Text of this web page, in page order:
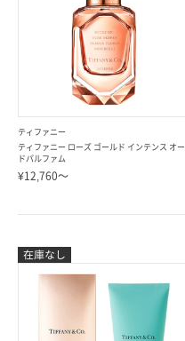
ティファニー
ティファニー ローズ ゴールド インテンス オー
ドパルファム
¥12,760～